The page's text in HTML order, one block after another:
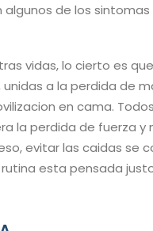
de los sintomas
vidas, lo cierto es
a la perdida de
en cama. Todos
la perdida de fuerza y
evitar las caidas se
esta pensada